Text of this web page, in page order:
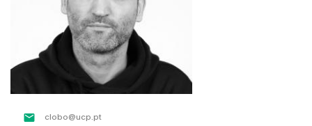
clobo@ucp.pt